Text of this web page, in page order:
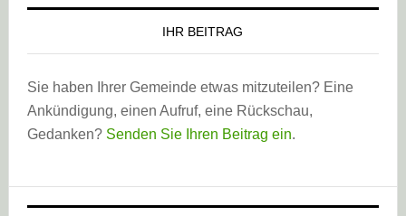
IHR BEITRAG
Sie haben Ihrer Gemeinde etwas mitzuteilen? Eine
Ankündigung, einen Aufruf, eine Rückschau,
Gedanken? Senden Sie Ihren Beitrag ein.